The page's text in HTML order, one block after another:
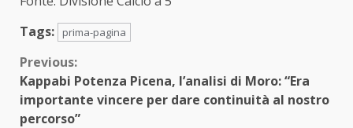
Tags:
prima-pagina
Continue
Reading
Previous:
Kappabi Potenza Picena, l’analisi di Moro: “Era
importante vincere per dare continuità al nostro
percorso”